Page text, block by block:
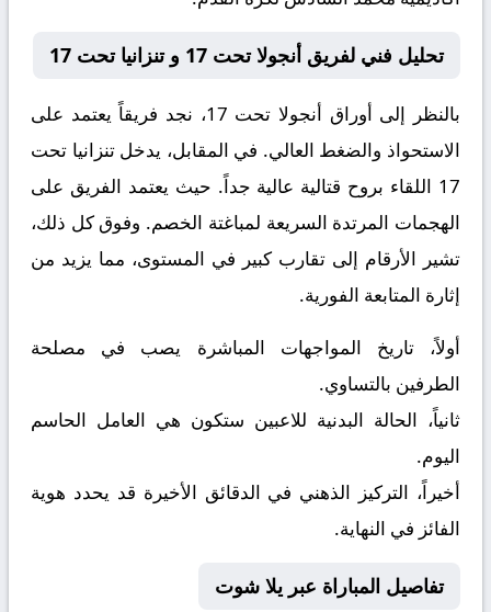
تحليل فني لفريق أنجولا تحت 17 و تنزانيا تحت 17
بالنظر إلى أوراق أنجولا تحت 17
، نجد فريقاً يعتمد على
الاستحواذ والضغط العالي. في المقابل، يدخلتنزانيا تحت
17 اللقاء بروح قتالية عالية جداً. حيث يعتمد الفريق على
الهجمات المرتدة السريعة لمباغتة الخصم. وفوق كل ذلك،
تشير الأرقام إلى تقارب كبير في المستوى، مما يزيد من
إثارة المتابعة الفورية.
أولاً، تاريخ المواجهات المباشرة يصب في مصلحة
الطرفين بالتساوي.
ثانياً، الحالة البدنية للاعبين ستكون هي العامل الحاسم
اليوم.
أخيراً، التركيز الذهني في الدقائق الأخيرة قد يحدد هوية
الفائز في النهاية.
تفاصيل المباراة عبر يلا شوت